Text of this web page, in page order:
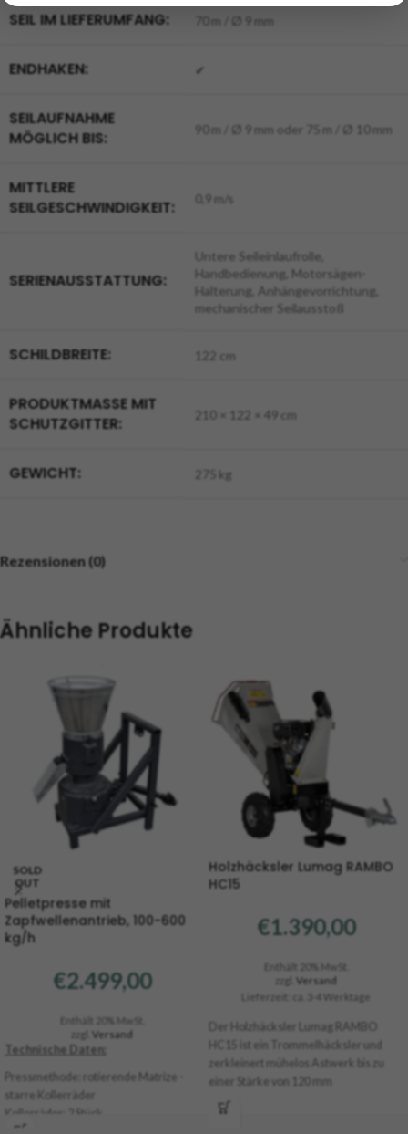
SEIL IM LIEFERUMFANG: 70 m / Ø 9 mm
ENDHAKEN: ✔
SEILAUFNAHME
MÖGLICH BIS:
90 m / Ø 9 mm oder 75 m / Ø 10 mm
MITTLERE
SEILGESCHWINDIGKEIT:
0,9 m/s
SERIENAUSSTATTUNG:
Untere Seileinlaufrolle,
Handbedienung, Motorsägen-
Halterung, Anhängevorrichtung,
mechanischer Seilausstoß
SCHILDBREITE: 122 cm
PRODUKTMASSE MIT S
CHUTZGITTER:
210 × 122 × 49 cm
GEWICHT: 275 kg
Rezensionen (0)
Ähnliche Produkte
SOLD
OUT
Pelletpresse mit
Zapfwellenantrieb, 100-600
kg/h
€2.499,00
Enthält 20% MwSt.
zzgl. Versand
Technische Daten:
Pressmethode: rotierende Matrize -
starre Kollerräder
Kollerräder: 2 Stück
Holzhäcksler Lumag RAMBO
HC15
€1.390,00
Enthält 20% MwSt.
zzgl. Versand
Lieferzeit: ca. 3-4 Werktage
Der Holzhäcksler Lumag RAMBO
HC15 ist ein Trommelhäcksler und
zerkleinert mühelos Astwerk bis zu
einer Stärke von 120 mm
Durchmesser. Der 4-Takt
Benzinmotor hat eine Leistung von